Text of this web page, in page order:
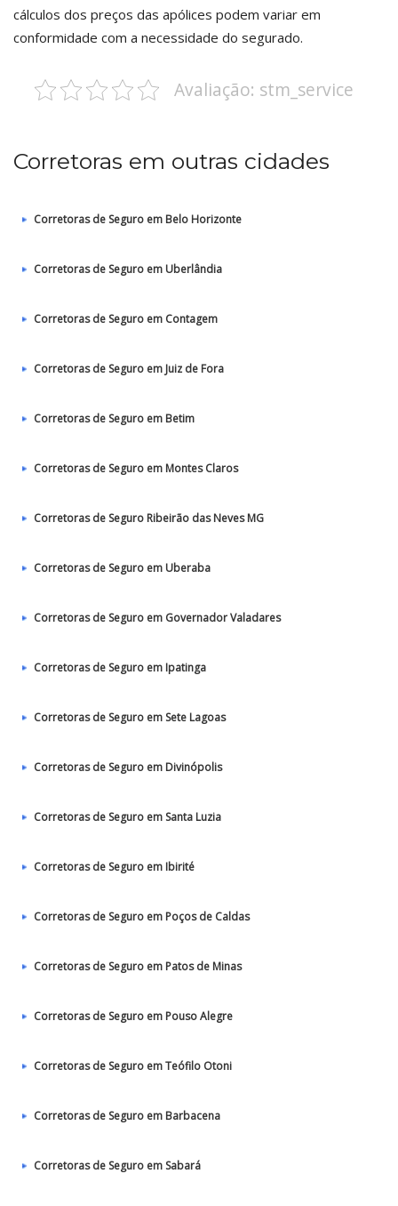
cálculos dos preços das apólices podem variar em
conformidade com a necessidade do segurado.
Avaliação: stm_service
Corretoras em outras cidades
Corretoras de Seguro em Belo Horizonte
Corretoras de Seguro em Uberlândia
Corretoras de Seguro em Contagem
Corretoras de Seguro em Juiz de Fora
Corretoras de Seguro em Betim
Corretoras de Seguro em Montes Claros
Corretoras de Seguro Ribeirão das Neves MG
Corretoras de Seguro em Uberaba
Corretoras de Seguro em Governador Valadares
Corretoras de Seguro em Ipatinga
Corretoras de Seguro em Sete Lagoas
Corretoras de Seguro em Divinópolis
Corretoras de Seguro em Santa Luzia
Corretoras de Seguro em Ibirité
Corretoras de Seguro em Poços de Caldas
Corretoras de Seguro em Patos de Minas
Corretoras de Seguro em Pouso Alegre
Corretoras de Seguro em Teófilo Otoni
Corretoras de Seguro em Barbacena
Corretoras de Seguro em Sabará